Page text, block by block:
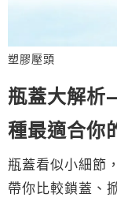
塑膠壓頭
瓶蓋大解
種最適合你
瓶蓋看似小細節
帶你比較鎖蓋、